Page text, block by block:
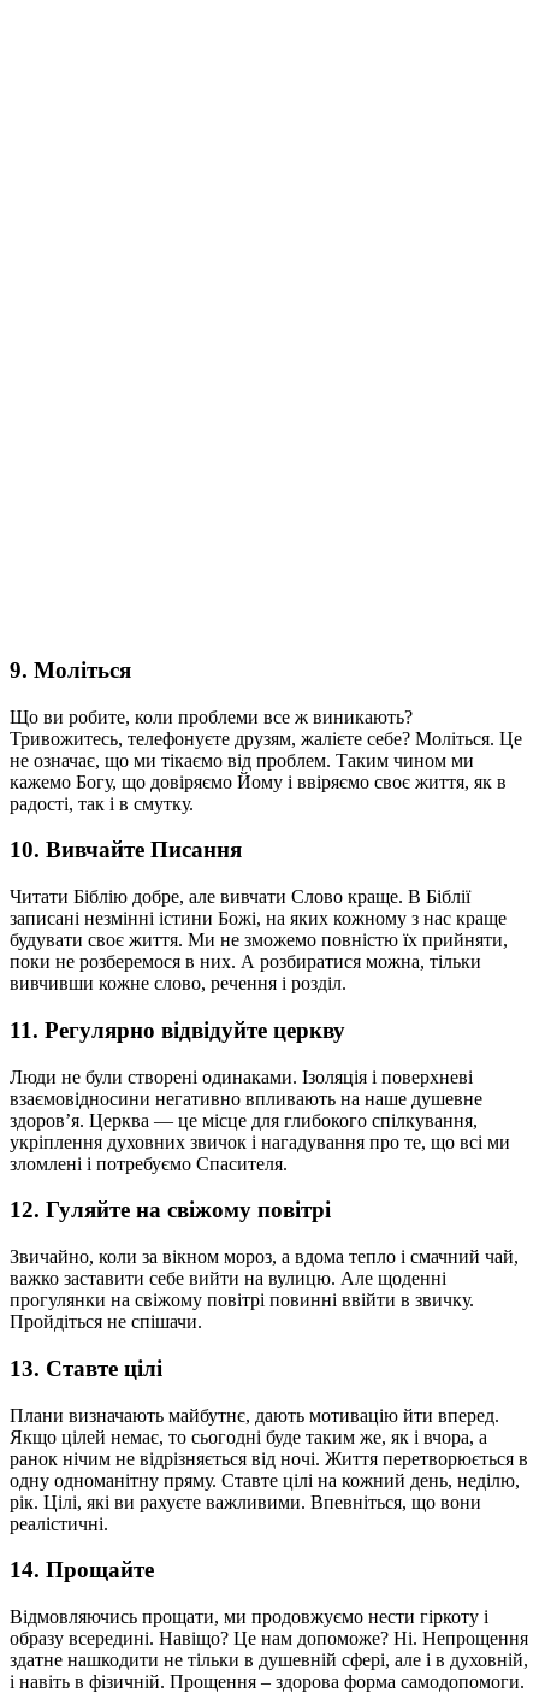
9. Моліться
Що ви робите, коли проблеми все ж виникають?
Тривожитесь, телефонуєте друзям, жалієте себе? Моліться. Це
не означає, що ми тікаємо від проблем. Таким чином ми
кажемо Богу, що довіряємо Йому і ввіряємо своє життя, як в
радості, так і в смутку.
10. Вивчайте Писання
Читати Біблію добре, але вивчати Слово краще. В Біблії
записані незмінні істини Божі, на яких кожному з нас краще
будувати своє життя. Ми не зможемо повністю їх прийняти,
поки не розберемося в них. А розбиратися можна, тільки
вивчивши кожне слово, речення і розділ.
11. Регулярно відвідуйте церкву
Люди не були створені одинаками. Ізоляція і поверхневі
взаємовідносини негативно впливають на наше душевне
здоровʼя. Церква — це місце для глибокого спілкування,
укріплення духовних звичок і нагадування про те, що всі ми
зломлені і потребуємо Спасителя.
12. Гуляйте на свіжому повітрі
Звичайно, коли за вікном мороз, а вдома тепло і смачний чай,
важко заставити себе вийти на вулицю. Але щоденні
прогулянки на свіжому повітрі повинні ввійти в звичку.
Пройдіться не спішачи.
13. Ставте цілі
Плани визначають майбутнє, дають мотивацію йти вперед.
Якщо цілей немає, то сьогодні буде таким же, як і вчора, а
ранок нічим не відрізняється від ночі. Життя перетворюється в
одну одноманітну пряму. Ставте цілі на кожний день, неділю,
рік. Цілі, які ви рахуєте важливими. Впевніться, що вони
реалістичні.
14. Прощайте
Відмовляючись прощати, ми продовжуємо нести гіркоту і
образу всередині. Навіщо? Це нам допоможе? Ні. Непрощення
здатне нашкодити не тільки в душевній сфері, але і в духовній,
і навіть в фізичній. Прощення – здорова форма самодопомоги.